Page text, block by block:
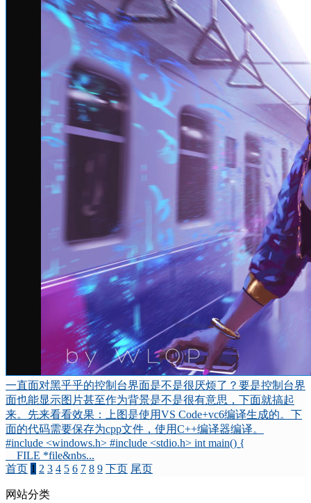
一直面对黑乎乎的控制台界面是不是很厌烦了？要是控制台界
面也能显示图片甚至作为背景是不是很有意思，下面就搞起
来。先来看看效果：上图是使用VS Code+vc6编译生成的。下
面的代码需要保存为cpp文件，使用C++编译器编译。
#include <windows.h> #include <stdio.h> int main() {
FILE *file&nbs...
首页 1 2 3 4 5 6 7 8 9 下页 尾页
网站分类